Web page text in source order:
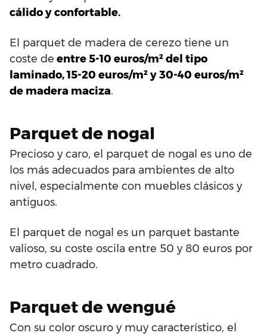
cálido y confortable.
El parquet de madera de cerezo tiene un
coste de entre 5-10 euros/m² del tipo
laminado, 15-20 euros/m² y 30-40 euros/m²
de madera maciza.
Parquet de nogal
Precioso y caro, el parquet de nogal es uno de
los más adecuados para ambientes de alto
nivel, especialmente con muebles clásicos y
antiguos.
El parquet de nogal es un parquet bastante
valioso, su coste oscila entre 50 y 80 euros por
metro cuadrado.
Parquet de wengué
Con su color oscuro y muy característico, el